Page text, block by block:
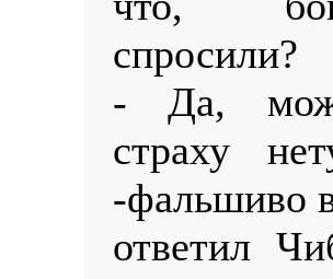
спросили?
- Да,
страху
-фальшиво
ответил